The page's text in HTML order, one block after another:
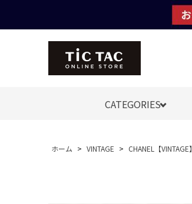
CATEGORIES
ホーム > VINTAGE > CHANEL【VINTAGE】